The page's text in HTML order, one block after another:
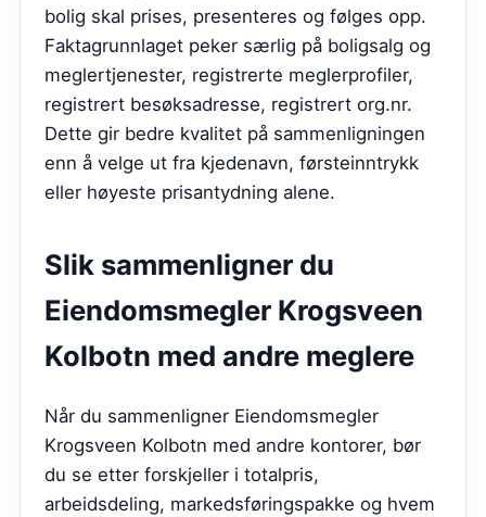
bolig skal prises, presenteres og følges opp.
Faktagrunnlaget peker særlig på boligsalg og
meglertjenester, registrerte meglerprofiler,
registrert besøksadresse, registrert org.nr.
Dette gir bedre kvalitet på sammenligningen
enn å velge ut fra kjedenavn, førsteinntrykk
eller høyeste prisantydning alene.
Slik sammenligner du
Eiendomsmegler Krogsveen
Kolbotn med andre meglere
Når du sammenligner Eiendomsmegler
Krogsveen Kolbotn med andre kontorer, bør
du se etter forskjeller i totalpris,
arbeidsdeling, markedsføringspakke og hvem